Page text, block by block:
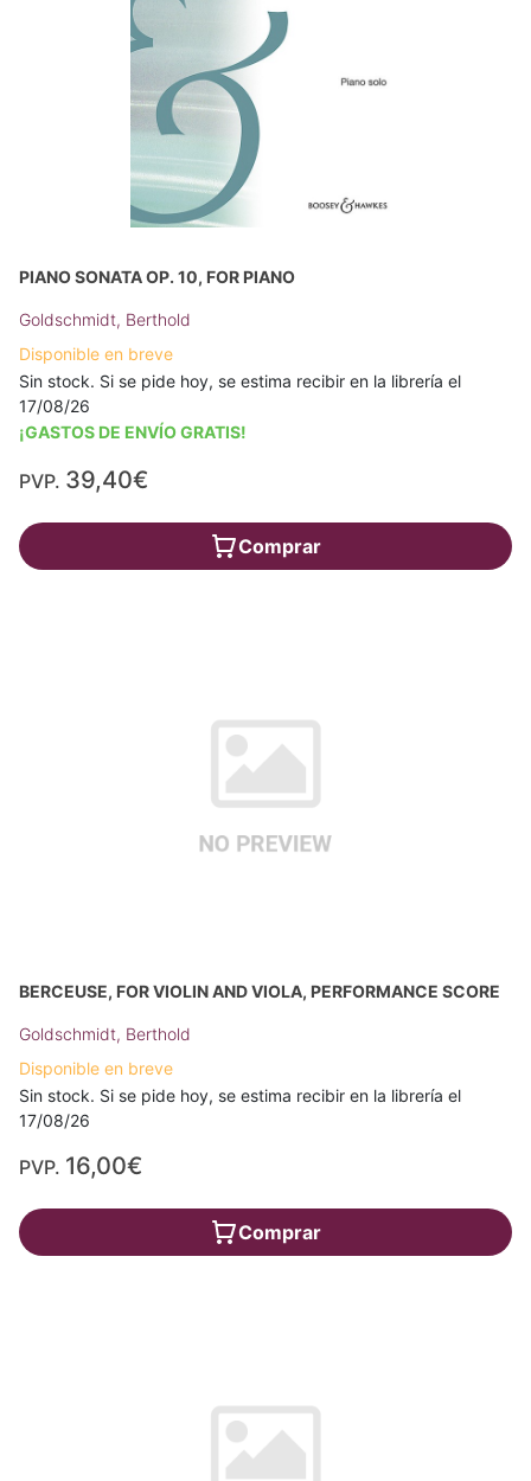
PIANO SONATA OP. 10, FOR PIANO
Goldschmidt, Berthold
Disponible en breve
Sin stock. Si se pide hoy, se estima recibir en la librería el
17/08/26
¡GASTOS DE ENVÍO GRATIS!
PVP. 39,40€
Comprar
BERCEUSE, FOR VIOLIN AND VIOLA, PERFORMANCE SCORE
Goldschmidt, Berthold
Disponible en breve
Sin stock. Si se pide hoy, se estima recibir en la librería el
17/08/26
PVP. 16,00€
Comprar